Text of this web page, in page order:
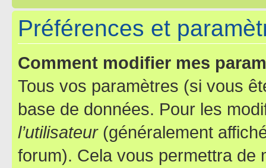
Préférences et
Comment modifier mes
Tous vos paramètres (si vous
base de données. Pour les
l’utilisateur(généralement
forum). Cela vous permettra de